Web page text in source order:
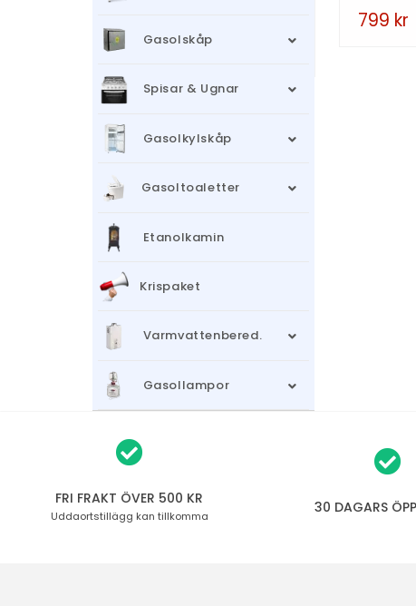
799 kr
Gasolskåp
Spisar & Ugnar
Gasolkylskåp
Gasoltoaletter
Etanolkamin
Krispaket
Varmvattenbered.
Gasollampor
FRI FRAKT ÖVER 500 KR
Uddaortstillägg kan tillkomma 30 DAGARS